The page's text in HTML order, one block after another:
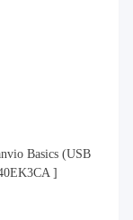
Basics (USB
]